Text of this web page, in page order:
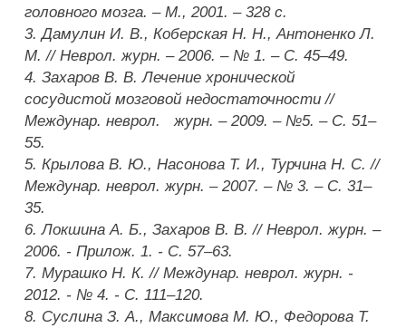
головного мозга. – М., 2001. – 328 с.
3.Дамулин И. В., Коберская Н. Н., Антоненко Л.
М. // Неврол. журн. – 2006. – № 1. – С. 45–49.
4.Захаров В. В. Лечение хронической
сосудистой мозговой недостаточности //
Междунар. неврол. журн. – 2009. – №5. – С. 51–
55.
5.Крылова В. Ю., Насонова Т. И., Турчина Н. С. //
Междунар. неврол. журн. – 2007. – № 3. – С. 31–
35.
6.Локшина А. Б., Захаров В. В. // Неврол. журн. –
2006. - Прилож. 1. - С. 57–63.
7.Мурашко Н. К. // Междунар. неврол. журн. -
2012. - № 4. - С. 111–120.
8. Суслина З. А., Максимова М. Ю., Федорова Т.